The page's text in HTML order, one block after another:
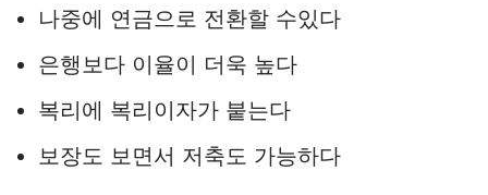
나중에 연금으로 전환할 수있다
은행보다 이율이 더욱 높다
복리에 복리이자가 붙는다
보장도 보면서 저축도 가능하다